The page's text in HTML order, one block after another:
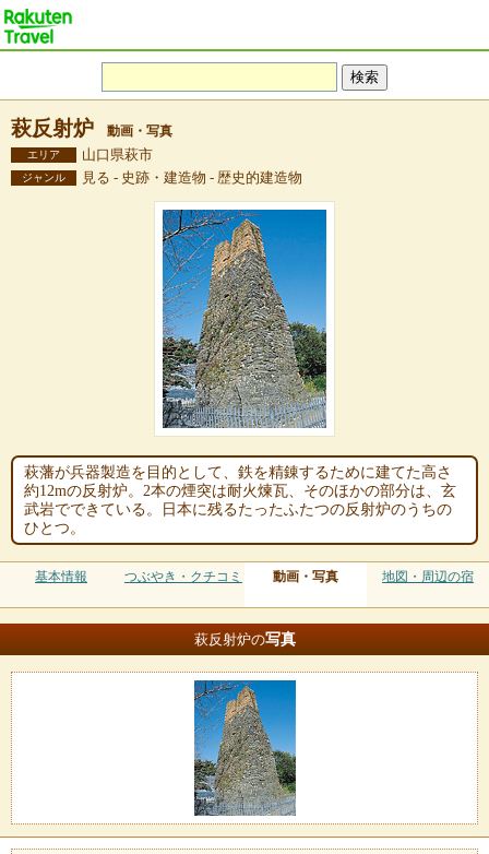
萩反射炉 動画・写真
エリア 山口県萩市
ジャンル 見る - 史跡・建造物 - 歴史的建造物
萩藩が兵器製造を目的として、鉄を精錬するために建てた高さ
約12mの反射炉。2本の煙突は耐火煉瓦、そのほかの部分は、玄
武岩でできている。日本に残るたったふたつの反射炉のうちの
ひとつ。
基本情報 つぶやき・クチコミ 動画・写真 地図・周辺の宿
萩反射炉の写真